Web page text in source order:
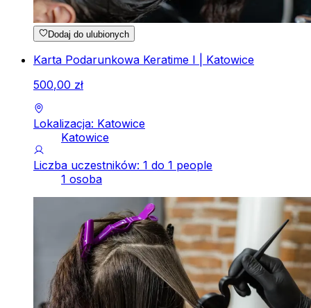
Dodaj do ulubionych
Karta Podarunkowa Keratime I | Katowice
500,00 zł
Lokalizacja: Katowice
Katowice
Liczba uczestników: 1 do 1 people
1 osoba